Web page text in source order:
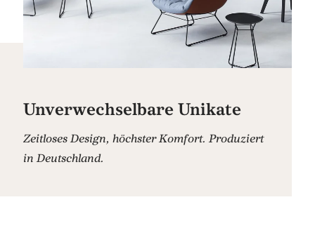
Unverwechselbare Unikate
Zeitloses Design, höchster Komfort. Produziert
in Deutschland.